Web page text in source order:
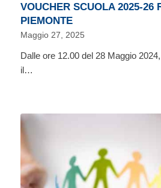
VOUCHER SCUOLA 2025-26
PIEMONTE
Maggio 27, 2025
Dalle ore 12.00 del 28 Maggio
il…